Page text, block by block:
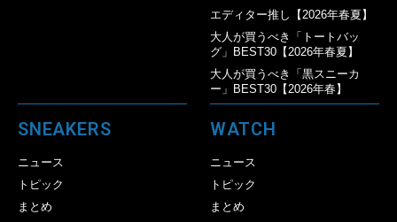
エディター推し【2026年春夏】
大人が買うべき「トートバッ
グ」BEST30【2026年春夏】
大人が買うべき「黒スニーカ
ー」BEST30【2026年春】
SNEAKERS
ニュース
トピック
まとめ
WATCH
ニュース
トピック
まとめ